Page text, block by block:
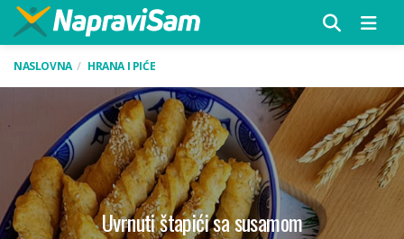
Menu
NASLOVNA HRANA I PIĆE
Uvrnuti štapići sa susamom